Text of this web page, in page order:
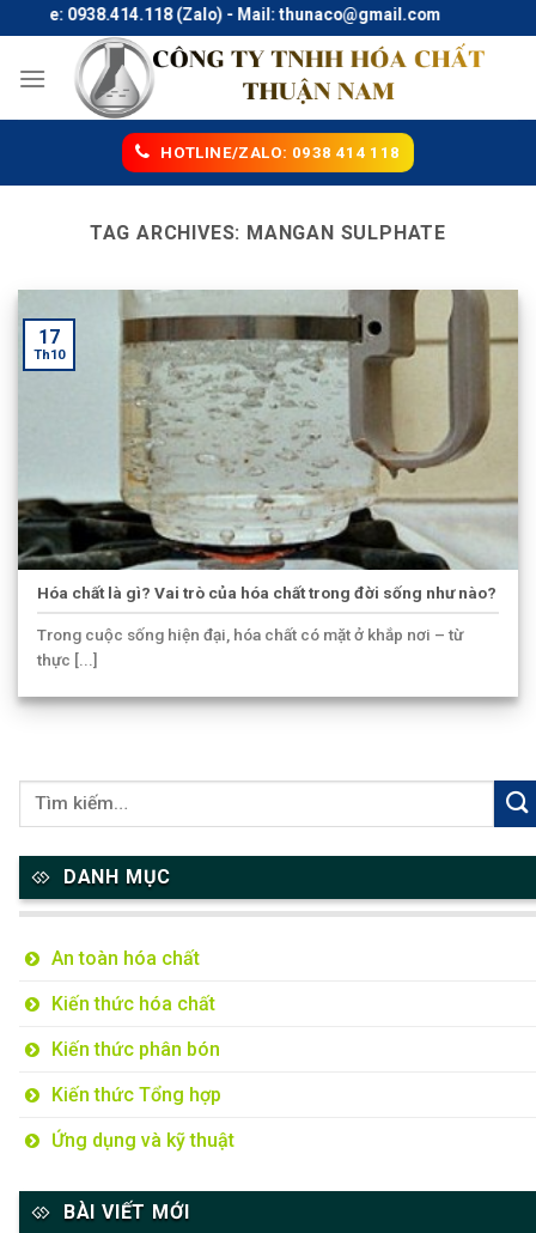
to
content
0938.414.118 (Zalo) - Mail: thunaco@gmail.com
HOTLINE/ZALO: 0938 414 118
TAG ARCHIVES: MANGAN SULPHATE
Hóa chất là gì? Vai trò của hóa chất trong đời sống như nào?
Trong cuộc sống hiện đại, hóa chất có mặt ở khắp nơi – từ
thực [...]
17
Th10
DANH MỤC
An toàn hóa chất
Kiến thức hóa chất
Kiến thức phân bón
Kiến thức Tổng hợp
Ứng dụng và kỹ thuật
BÀI VIẾT MỚI